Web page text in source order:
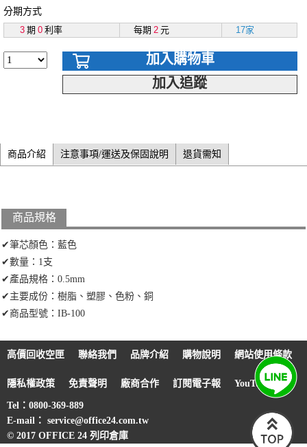
分期方式
3 期 0 利率 每期 2 元 17家
加入購物車
加入追蹤
商品介紹 注意事項/運送及保固說明 退貨需知
商品規格
✔筆芯顏色：藍色
✔數量：1支
✔產品規格：0.5mm
✔主要成份：樹脂、塑膠、色粉、銅
✔商品型號：IB-100
高價回收空匣 聯絡我們 品牌介紹 購物說明 網站使用條款
隱私權政策 免責聲明 廠商合作 訂閱電子報 YouTube
Tel：0800-369-889
E-mail： service@office24.com.tw
© 2017 OFFICE 24 列印倉庫